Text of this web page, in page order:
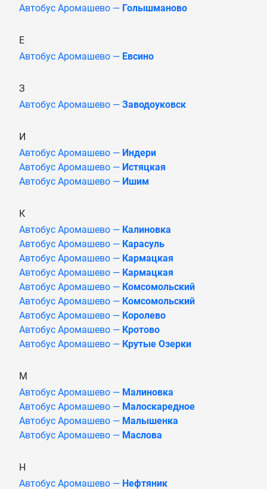
Автобус Аромашево — Голышманово
Е
Автобус Аромашево — Евсино
З
Автобус Аромашево — Заводоуковск
И
Автобус Аромашево — Индери
Автобус Аромашево — Истяцкая
Автобус Аромашево — Ишим
К
Автобус Аромашево — Калиновка
Автобус Аромашево — Карасуль
Автобус Аромашево — Кармацкая
Автобус Аромашево — Кармацкая
Автобус Аромашево — Комсомольский
Автобус Аромашево — Комсомольский
Автобус Аромашево — Королево
Автобус Аромашево — Кротово
Автобус Аромашево — Крутые Озерки
М
Автобус Аромашево — Малиновка
Автобус Аромашево — Малоскаредное
Автобус Аромашево — Малышенка
Автобус Аромашево — Маслова
Н
Автобус Аромашево — Нефтяник